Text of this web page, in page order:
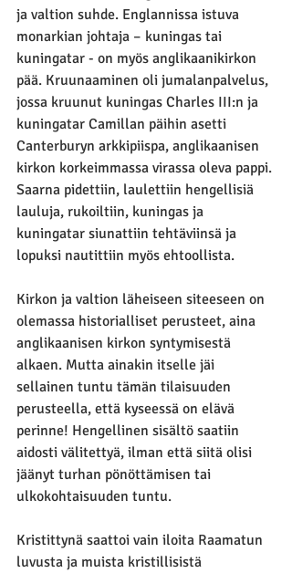
ja valtion suhde. Englannissa istuva
monarkian johtaja – kuningas tai
kuningatar - on myös anglikaanikirkon
pää. Kruunaaminen oli jumalanpalvelus,
jossa kruunut kuningas Charles III:n ja
kuningatar Camillan päihin asetti
Canterburyn arkkipiispa, anglikaanisen
kirkon korkeimmassa virassa oleva pappi.
Saarna pidettiin, laulettiin hengellisiä
lauluja, rukoiltiin, kuningas ja
kuningatar siunattiin tehtäviinsä ja
lopuksi nautittiin myös ehtoollista.
Kirkon ja valtion läheiseen siteeseen on
olemassa historialliset perusteet, aina
anglikaanisen kirkon syntymisestä
alkaen. Mutta ainakin itselle jäi
sellainen tuntu tämän tilaisuuden
perusteella, että kyseessä on elävä
perinne! Hengellinen sisältö saatiin
aidosti välitettyä, ilman että siitä olisi
jäänyt turhan pönöttämisen tai
ulkokohtaisuuden tuntu.
Kristittynä saattoi vain iloita Raamatun
luvusta ja muista kristillisistä